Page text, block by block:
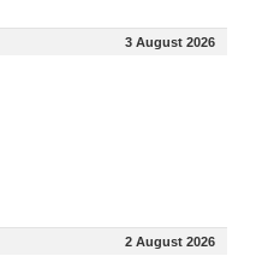
3 August 2026
2 August 2026